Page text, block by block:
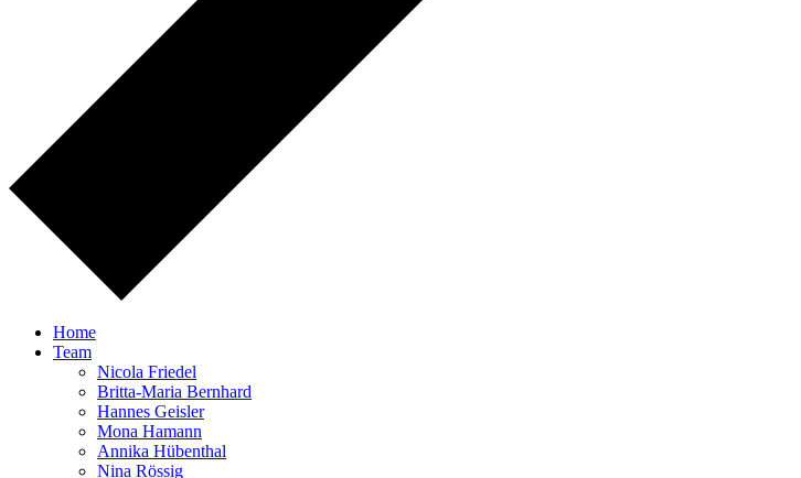
Home
Team
Nicola Friedel
Britta-Maria Bernhard
Hannes Geisler
Mona Hamann
Annika Hübenthal
Nina Rössig